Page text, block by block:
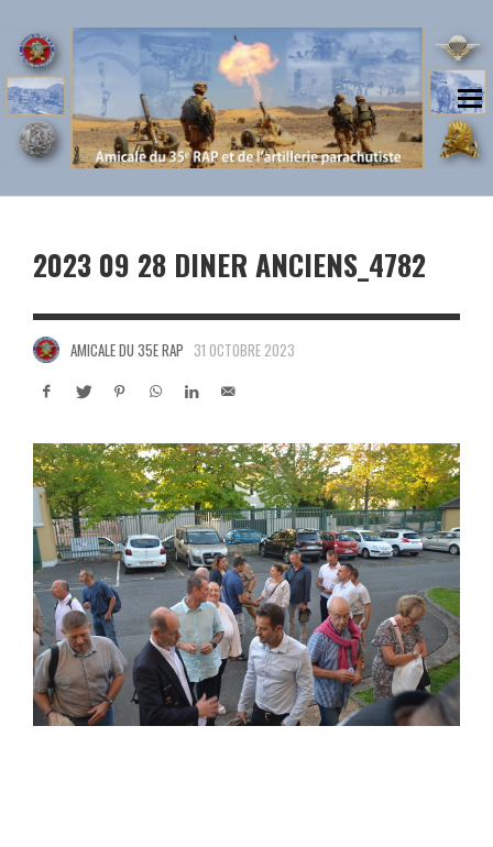
2023 09 28 DINER ANCIENS_4782
AMICALE DU 35E RAP 31 OCTOBRE 2023